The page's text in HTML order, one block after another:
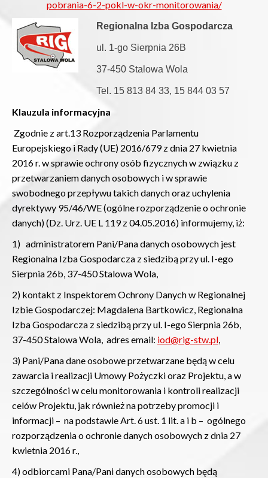
pobrania-6-2-pokl-w-okr-monitorowania/
Regionalna Izba Gospodarcza
ul. 1-go Sierpnia 26B
37-450 Stalowa Wola
Tel. 15 813 84 33, 15 844 03 57
Klauzula informacyjna
Zgodnie z art.13 Rozporządzenia Parlamentu
Europejskiego i Rady (UE) 2016/679 z dnia 27 kwietnia
2016 r. w sprawie ochrony osób fizycznych w związku z
przetwarzaniem danych osobowych i w sprawie
swobodnego przepływu takich danych oraz uchylenia
dyrektywy 95/46/WE (ogólne rozporządzenie o ochronie
danych) (Dz. Urz. UE L 119 z 04.05.2016) informujemy, iż:
1) administratorem Pani/Pana danych osobowych jest
Regionalna Izba Gospodarcza z siedzibą przy ul. I-ego
Sierpnia 26b, 37-450 Stalowa Wola,
2) kontakt z Inspektorem Ochrony Danych w Regionalnej
Izbie Gospodarczej: Magdalena Bartkowicz, Regionalna
Izba Gospodarcza z siedzibą przy ul. I-ego Sierpnia 26b,
37-450 Stalowa Wola, adres email: iod@rig-stw.pl,
3) Pani/Pana dane osobowe przetwarzane będą w celu
zawarcia i realizacji Umowy Pożyczki oraz Projektu, a w
szczególności w celu monitorowania i kontroli realizacji
celów Projektu, jak również na potrzeby promocji i
informacji – na podstawie Art. 6 ust. 1 lit. a i b – ogólnego
rozporządzenia o ochronie danych osobowych z dnia 27
kwietnia 2016 r.,
4) odbiorcami Pana/Pani danych osobowych będą